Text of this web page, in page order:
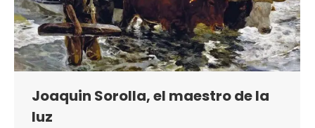
Joaquin Sorolla, el maestro de la
luz